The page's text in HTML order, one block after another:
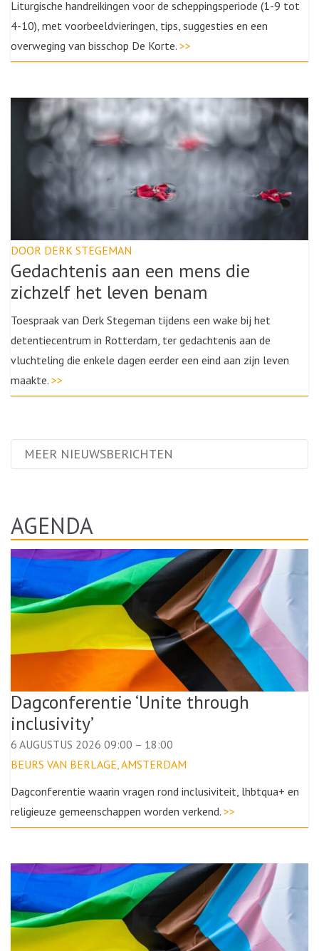
Liturgische handreikingen voor de scheppingsperiode (1-9 tot
4-10), met voorbeeldvieringen, tips, suggesties en een
overweging van bisschop De Korte. >>
DOOR DERK STEGEMAN
Gedachtenis aan een mens die
zichzelf het leven benam
Toespraak van Derk Stegeman tijdens een wake bij het
detentiecentrum in Rotterdam, ter gedachtenis aan de
vluchteling die enkele dagen eerder een eind aan zijn leven
maakte. >>
MEER NIEUWSBERICHTEN
AGENDA
Dagconferentie ‘Unite through
inclusivity’
6 AUGUSTUS 2026 09:00 – 18:00
BEURS VAN BERLAGE, AMSTERDAM
Dagconferentie waarin vragen rond inclusiviteit, lhbtqua+ en
religieuze gemeenschappen worden verkend. >>